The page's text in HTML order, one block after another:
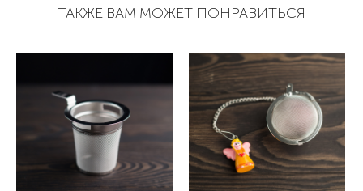
ТАКЖЕ ВАМ МОЖЕТ ПОНРАВИТЬСЯ